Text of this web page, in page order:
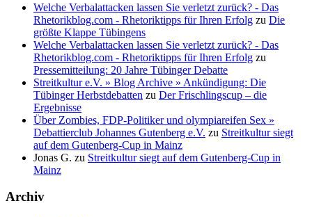
Welche Verbalattacken lassen Sie verletzt zurück? - Das
Rhetorikblog.com - Rhetoriktipps für Ihren Erfolg zu Die
größte Klappe Tübingens
Welche Verbalattacken lassen Sie verletzt zurück? - Das
Rhetorikblog.com - Rhetoriktipps für Ihren Erfolg zu
Pressemitteilung: 20 Jahre Tübinger Debatte
Streitkultur e.V. » Blog Archive » Ankündigung: Die
Tübinger Herbstdebatten zu Der Frischlingscup – die
Ergebnisse
Über Zombies, FDP-Politiker und olympiareifen Sex »
Debattierclub Johannes Gutenberg e.V. zu Streitkultur siegt
auf dem Gutenberg-Cup in Mainz
Jonas G. zu Streitkultur siegt auf dem Gutenberg-Cup in
Mainz
Archiv